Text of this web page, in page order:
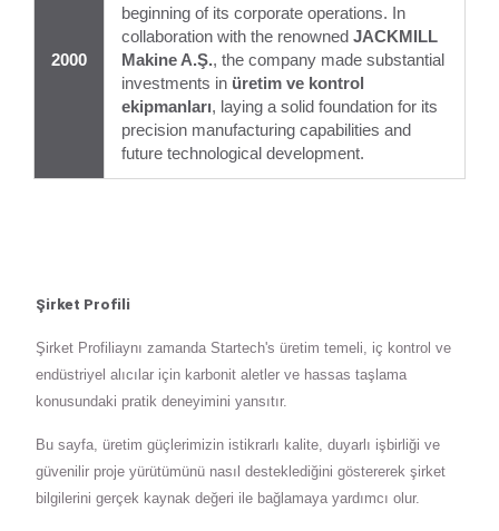
2000
beginning of its corporate operations. In
collaboration with the renowned JACKMILL
Makine A.Ş., the company made substantial
investments in üretim ve kontrol
ekipmanları, laying a solid foundation for its
precision manufacturing capabilities and
future technological development.
Şirket Profili
Şirket Profiliaynı zamanda Startech's üretim temeli, iç kontrol ve
endüstriyel alıcılar için karbonit aletler ve hassas taşlama
konusundaki pratik deneyimini yansıtır.
Bu sayfa, üretim güçlerimizin istikrarlı kalite, duyarlı işbirliği ve
güvenilir proje yürütümünü nasıl desteklediğini göstererek şirket
bilgilerini gerçek kaynak değeri ile bağlamaya yardımcı olur.